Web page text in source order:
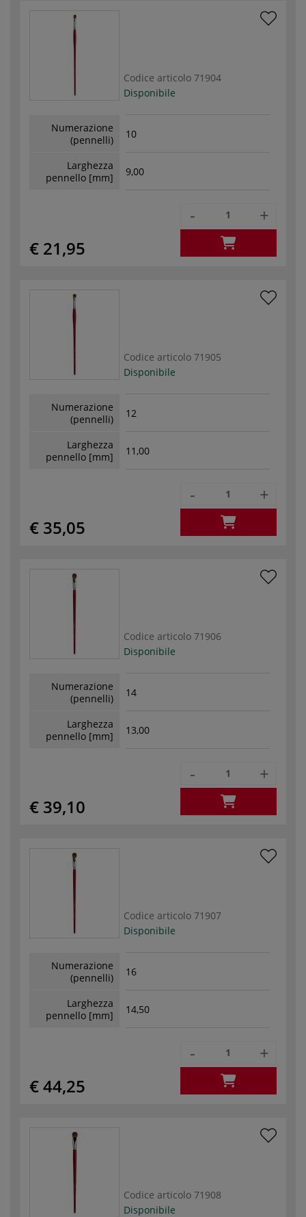
Codice articolo 71904
Disponibile
Numerazione
(pennelli)
10
Larghezza
pennello [mm]
9,00
€ 21,95
- +
Codice articolo 71905
Disponibile
Numerazione
(pennelli)
12
Larghezza
pennello [mm]
11,00
€ 35,05
- +
Codice articolo 71906
Disponibile
Numerazione
(pennelli)
14
Larghezza
pennello [mm]
13,00
€ 39,10
- +
Codice articolo 71907
Disponibile
Numerazione
(pennelli)
16
Larghezza
pennello [mm]
14,50
€ 44,25
- +
Codice articolo 71908
Disponibile